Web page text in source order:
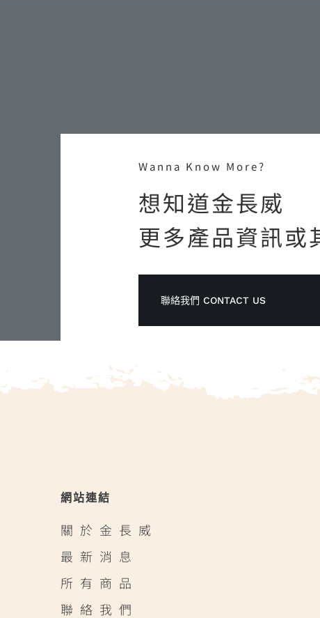
Wanna Know More?
想知道金長威
更多產品資訊或
聯絡我們 CONTACT US
網站連結
關於金長威
最新消息
所有商品
聯絡我們